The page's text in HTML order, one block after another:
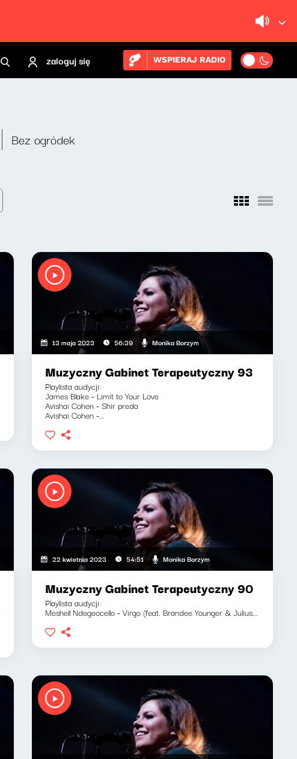
zaloguj się WSPIERAJ RADIO
Bez ogródek
13 maja 2023 56:39 Monika Borzym
Muzyczny Gabinet Terapeutyczny 93
Playlista audycji:
James Blake - Limit to Your Love
Avishai Cohen - Shir preda
Avishai Cohen -...
22 kwietnia 2023 54:51 Monika Borzym
Muzyczny Gabinet Terapeutyczny 90
Playlista audycji:
Meshell Ndegeocello - Virgo (feat. Brandee Younger & Julius...